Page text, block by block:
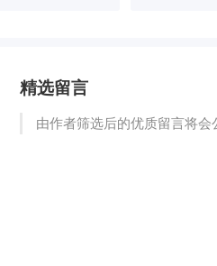
精选留言
由作者筛选后的优质留言将会